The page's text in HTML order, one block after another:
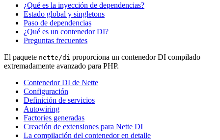
¿Qué es la inyección de dependencias?
Estado global y singletons
Paso de dependencias
¿Qué es un contenedor DI?
Preguntas frecuentes
El paquete nette/di proporciona un contenedor DI compilado
extremadamente avanzado para PHP.
Contenedor DI de Nette
Configuración
Definición de servicios
Autowiring
Factories generadas
Creación de extensiones para Nette DI
La compilación del contenedor en detalle